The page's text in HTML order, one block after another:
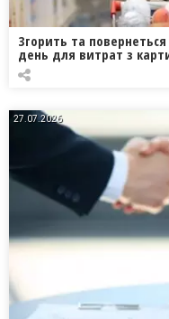
Згорить та
день для витрат з
27.07.2026